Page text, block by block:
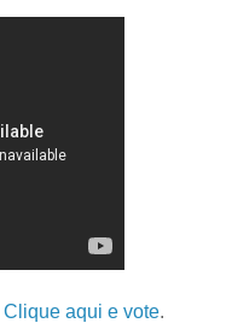
Clique aqui e vote.